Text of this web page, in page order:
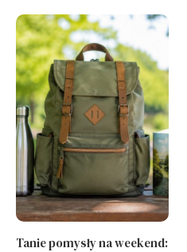
Tanie pomysły na weekend: